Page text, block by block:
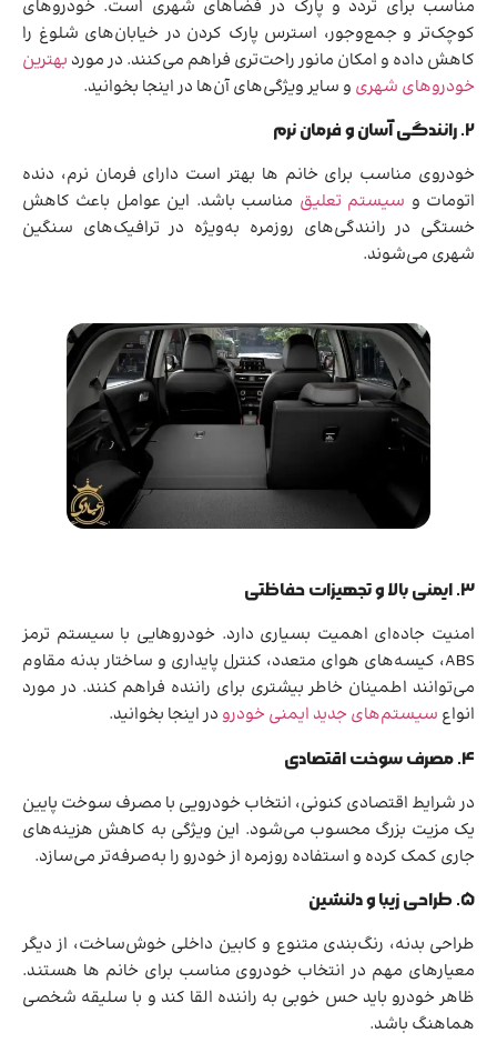
مناسب برای تردد و پارک در فضاهای شهری است. خودروهای
کوچک‌تر و جمع‌وجور، استرس پارک کردن در خیابان‌های شلوغ را
کاهش داده و امکان مانور راحت‌تری فراهم می‌کنند. در مورد بهترین
خودروهای شهری و سایر ویژگی‌های آن‌ها در اینجا بخوانید.
۲. رانندگی آسان و فرمان نرم
خودروی مناسب برای خانم ها بهتر است دارای فرمان نرم، دنده
اتومات و سیستم تعلیق مناسب باشد. این عوامل باعث کاهش
خستگی در رانندگی‌های روزمره به‌ویژه در ترافیک‌های سنگین
شهری می‌شوند.
۳. ایمنی بالا و تجهیزات حفاظتی
امنیت جاده‌ای اهمیت بسیاری دارد. خودروهایی با سیستم ترمز
ABS، کیسه‌های هوای متعدد، کنترل پایداری و ساختار بدنه مقاوم
می‌توانند اطمینان خاطر بیشتری برای راننده فراهم کنند. در مورد
انواع سیستم‌های جدید ایمنی خودرودر اینجا بخوانید.
۴. مصرف سوخت اقتصادی
در شرایط اقتصادی کنونی، انتخاب خودرویی با مصرف سوخت پایین
یک مزیت بزرگ محسوب می‌شود. این ویژگی به کاهش هزینه‌های
جاری کمک کرده و استفاده روزمره از خودرو را به‌صرفه‌تر می‌سازد.
۵. طراحی زیبا و دلنشین
طراحی بدنه، رنگ‌بندی متنوع و کابین داخلی خوش‌ساخت، از دیگر
معیارهای مهم در انتخاب خودروی مناسب برای خانم ها هستند.
ظاهر خودرو باید حس خوبی به راننده القا کند و با سلیقه شخصی
هماهنگ باشد.